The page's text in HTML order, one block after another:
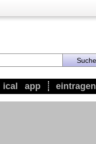
ical app eintragen